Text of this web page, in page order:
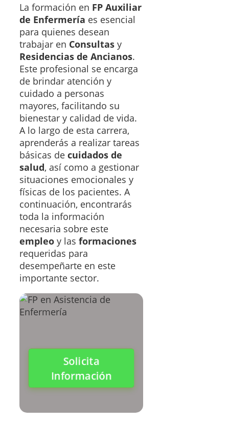
La formación en FP Auxiliar
de Enfermería es esencial
para quienes desean
trabajar en Consultas y
Residencias de Ancianos.
Este profesional se encarga
de brindar atención y
cuidado a personas
mayores, facilitando su
bienestar y calidad de vida.
A lo largo de esta carrera,
aprenderás a realizar tareas
básicas de cuidados de
salud, así como a gestionar
situaciones emocionales y
físicas de los pacientes. A
continuación, encontrarás
toda la información
necesaria sobre este
empleo y las formaciones
requeridas para
desempeñarte en este
importante sector.
Solicita
Información